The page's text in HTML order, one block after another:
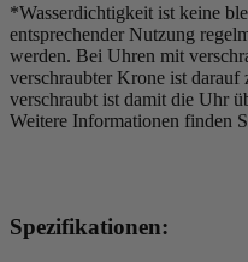
*Wasserdichtigkeit ist keine
entsprechender Nutzung
werden. Bei Uhren mit
verschraubter Krone ist darauf
verschraubt ist damit die Uhr
Weitere Informationen finden
Spezifikationen: